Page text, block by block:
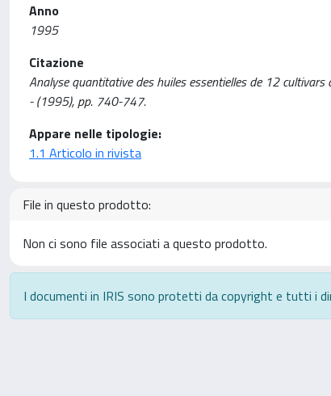
Anno
1995
Citazione
Analyse quantitative des huiles essentielles de 12 cultivars
- (1995), pp. 740-747.
Appare nelle tipologie:
1.1 Articolo in rivista
File in questo prodotto:
Non ci sono file associati a questo prodotto.
I documenti in IRIS sono protetti da copyright e tutti i